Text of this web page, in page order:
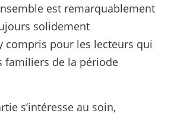
est remarquablement
solidement
compris pour les lecteurs qui
familiers de la période
s’intéresse au soin,